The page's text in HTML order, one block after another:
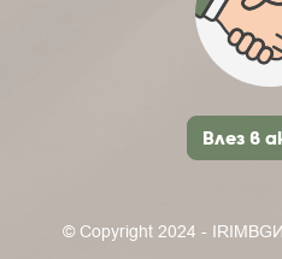
Влез в
© Copyright 2024 - IRIMBG